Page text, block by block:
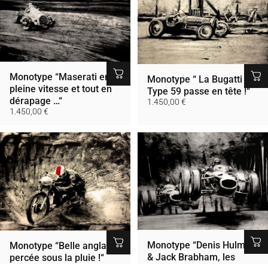
Monotype “Maserati en
pleine vitesse et tout en
dérapage …“
1.450,00 €
Monotype “ La Bugatti
Type 59 passe en tête !“
1.450,00 €
Monotype “Belle anglaise
percée sous la pluie !“
Monotype “Denis Hulme
& Jack Brabham, les